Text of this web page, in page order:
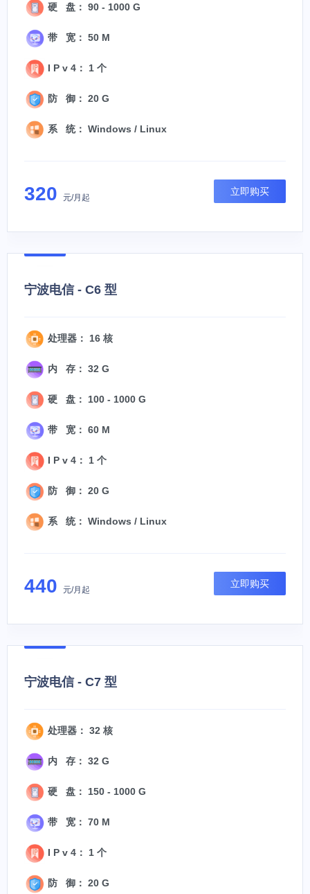
硬 盘： 90 - 1000 G
带 宽： 50 M
I P v 4： 1 个
防 御： 20 G
系 统： Windows / Linux
320 元/月起
立即购买
宁波电信 - C6 型
处理器： 16 核
内 存： 32 G
硬 盘： 100 - 1000 G
带 宽： 60 M
I P v 4： 1 个
防 御： 20 G
系 统： Windows / Linux
440 元/月起
立即购买
宁波电信 - C7 型
处理器： 32 核
内 存： 32 G
硬 盘： 150 - 1000 G
带 宽： 70 M
I P v 4： 1 个
防 御： 20 G